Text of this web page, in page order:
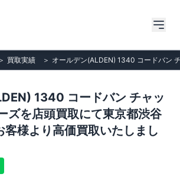
＞ 買取実績 ＞ オールデン(ALDEN) 1340 コードバン
1340 コードバン チャッ
ズを店頭買取にて東京都渋谷
客様より高価買取いたしまし